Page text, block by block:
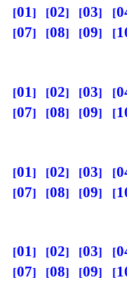
01 02 03
07
08 09
01 02 03
07
08 09
01 02 03
07
08 09
01 02 03
07
08 09